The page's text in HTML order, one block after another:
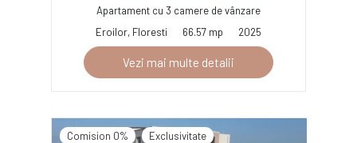
Apartament cu 3 camere de vânzare
Eroilor, Floresti
66.57 mp 2025
Vezi mai multe detalii
Comision 0% Exclusivitate